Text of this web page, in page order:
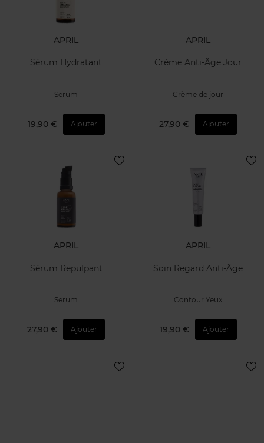
APRIL
Sérum Hydratant
Serum
19,90 € Ajouter
APRIL
Crème Anti-Âge Jour
Crème de jour
27,90 € Ajouter
APRIL
Sérum Repulpant
Serum
27,90 € Ajouter
APRIL
Soin Regard Anti-Âge
Contour Yeux
19,90 € Ajouter